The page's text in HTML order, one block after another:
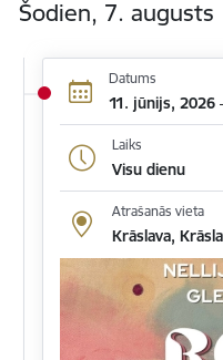
Šodien, 7. augusts
Datums
11. jūnijs, 2026
Laiks
Visu dienu
Atrašanās vieta
Krāslava,